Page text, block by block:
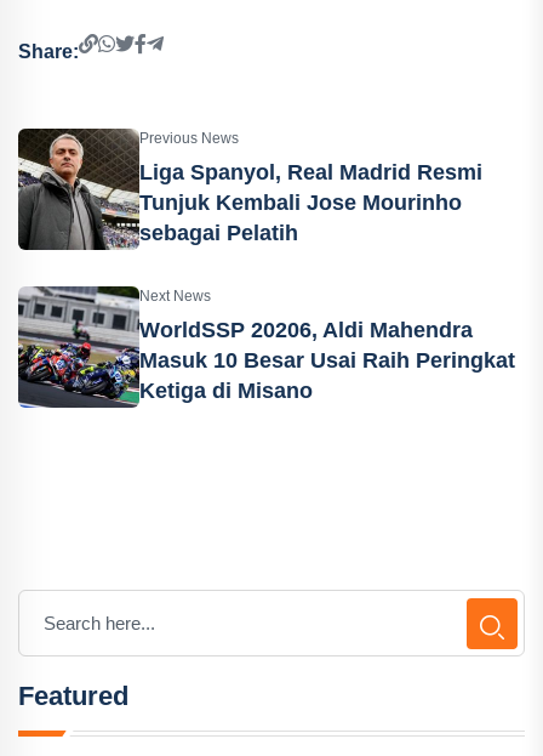
Share:
Previous News
Liga Spanyol, Real Madrid Resmi
Tunjuk Kembali Jose Mourinho
sebagai Pelatih
Next News
WorldSSP 20206, Aldi Mahendra
Masuk 10 Besar Usai Raih Peringkat
Ketiga di Misano
Featured